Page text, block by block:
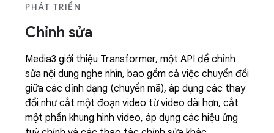
PHÁT TRIỂN
Chỉnh sửa
Media3 giới thiệu Transformer, một API để chỉnh
sửa nội dung nghe nhìn, bao gồm cả việc chuyển đổi
giữa các định dạng (chuyển mã), áp dụng các thay
đổi như cắt một đoạn video từ video dài hơn, cắt
một phần khung hình video, áp dụng các hiệu ứng